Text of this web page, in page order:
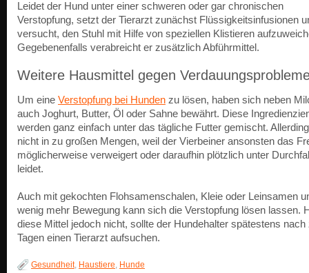
Leidet der Hund unter einer schweren oder gar chronischen
Verstopfung, setzt der Tierarzt zunächst Flüssigkeitsinfusionen
versucht, den Stuhl mit Hilfe von speziellen Klistieren
Gegebenenfalls verabreicht er zusätzlich Abführmittel.
Weitere Hausmittel gegen
Um eine Verstopfung bei Hunden zu lösen, haben sich neben
auch Joghurt, Butter, Öl oder Sahne bewährt. Diese
werden ganz einfach unter das tägliche Futter gemischt.
nicht in zu großen Mengen, weil der Vierbeiner ansonsten das
möglicherweise verweigert oder daraufhin plötzlich unter
leidet.
Auch mit gekochten Flohsamenschalen, Kleie oder Leinsamen
wenig mehr Bewegung kann sich die Verstopfung lösen lassen.
diese Mittel jedoch nicht, sollte der Hundehalter spätestens nach
Tagen einen Tierarzt aufsuchen.
Gesundheit, Haustiere, Hunde